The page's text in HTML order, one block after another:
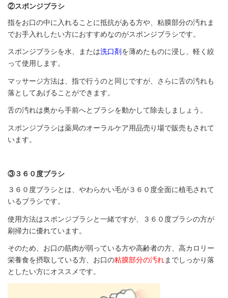
②スポンジブラシ
指をお口の中に入れることに抵抗がある方や、粘膜部分の汚れま
でお手入れしたい方におすすめなのがスポンジブラシです。
スポンジブラシを水、または洗口剤を薄めたものに浸し、軽く絞
って使用します。
マッサージ方法は、指で行うのと同じですが、さらに舌の汚れも
落としてあげることができます。
舌の汚れは奥から手前へとブラシを動かして除去しましょう。
スポンジブラシは薬局のオーラルケア用品売り場で販売もされて
います。
③３６０度ブラシ
３６０度ブラシとは、やわらかい毛が３６０度全面に植毛されて
いるブラシです。
使用方法はスポンジブラシと一緒ですが、３６０度ブラシの方が
刷掃力に優れています。
そのため、お口の筋肉が弱っている方や高齢者の方、高カロリー
栄養食を摂取している方、お口の粘膜部分の汚れまでしっかり落
としたい方にオススメです。